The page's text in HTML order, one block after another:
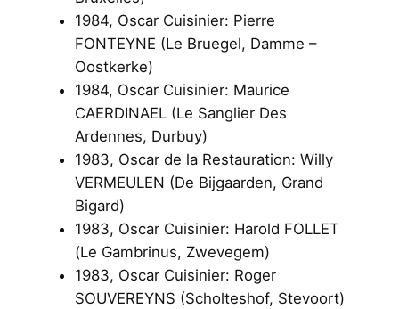
1984, Oscar Cuisinier: Pierre
FONTEYNE (Le Bruegel, Damme –
Oostkerke)
1984, Oscar Cuisinier: Maurice
CAERDINAEL (Le Sanglier Des
Ardennes, Durbuy)
1983, Oscar de la Restauration: Willy
VERMEULEN (De Bijgaarden, Grand
Bigard)
1983, Oscar Cuisinier: Harold FOLLET
(Le Gambrinus, Zwevegem)
1983, Oscar Cuisinier: Roger
SOUVEREYNS (Scholteshof, Stevoort)